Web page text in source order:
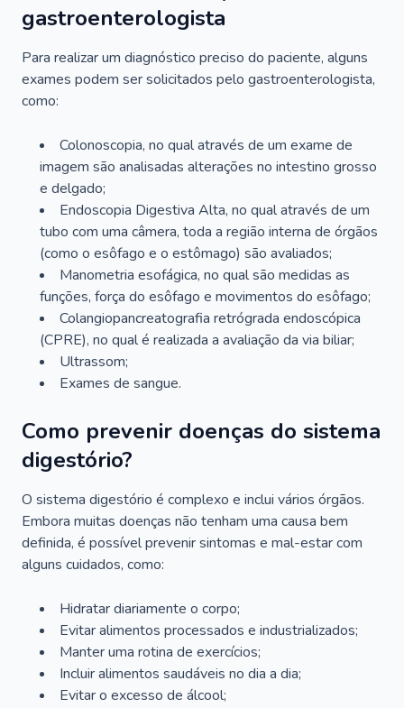
gastroenterologista
Para realizar um diagnóstico preciso do paciente, alguns
exames podem ser solicitados pelo gastroenterologista,
como:
Colonoscopia, no qual através de um exame de
imagem são analisadas alterações no intestino grosso
e delgado;
Endoscopia Digestiva Alta, no qual através de um
tubo com uma câmera, toda a região interna de órgãos
(como o esôfago e o estômago) são avaliados;
Manometria esofágica, no qual são medidas as
funções, força do esôfago e movimentos do esôfago;
Colangiopancreatografia retrógrada endoscópica
(CPRE), no qual é realizada a avaliação da via biliar;
Ultrassom;
Exames de sangue.
Como prevenir doenças do sistema
digestório?
O sistema digestório é complexo e inclui vários órgãos.
Embora muitas doenças não tenham uma causa bem
definida, é possível prevenir sintomas e mal-estar com
alguns cuidados, como:
Hidratar diariamente o corpo;
Evitar alimentos processados e industrializados;
Manter uma rotina de exercícios;
Incluir alimentos saudáveis no dia a dia;
Evitar o excesso de álcool;